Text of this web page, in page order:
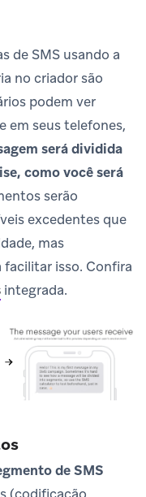
de SMS usando a
no criador são
podem ver
em seus telefones,
será dividida
como você será
serão
excedentes que
mas
isso. Confira
integrada.
de SMS